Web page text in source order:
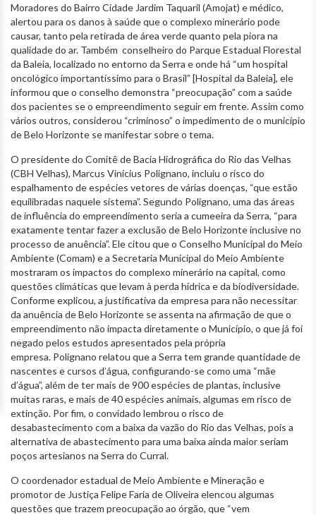
Moradores do Bairro Cidade Jardim Taquaril (Amojat) e médico,
alertou para os danos à saúde que o complexo minerário pode
causar, tanto pela retirada de área verde quanto pela piora na
qualidade do ar. Também conselheiro do Parque Estadual Florestal
da Baleia, localizado no entorno da Serra e onde há “um hospital
oncológico importantíssimo para o Brasil” [Hospital da Baleia], ele
informou que o conselho demonstra “preocupação” com a saúde
dos pacientes se o empreendimento seguir em frente. Assim como
vários outros, considerou “criminoso” o impedimento de o município
de Belo Horizonte se manifestar sobre o tema.
O presidente do Comitê de Bacia Hidrográfica do Rio das Velhas
(CBH Velhas), Marcus Vinícius Polignano, incluiu o risco do
espalhamento de espécies vetores de várias doenças, “que estão
equilibradas naquele sistema”. Segundo Polignano, uma das áreas
de influência do empreendimento seria a cumeeira da Serra, “para
exatamente tentar fazer a exclusão de Belo Horizonte inclusive no
processo de anuência”. Ele citou que o Conselho Municipal do Meio
Ambiente (Comam) e a Secretaria Municipal do Meio Ambiente
mostraram os impactos do complexo minerário na capital, como
questões climáticas que levam à perda hídrica e da biodiversidade.
Conforme explicou, a justificativa da empresa para não necessitar
da anuência de Belo Horizonte se assenta na afirmação de que o
empreendimento não impacta diretamente o Município, o que já foi
negado pelos estudos apresentados pela própria
empresa. Polignano relatou que a Serra tem grande quantidade de
nascentes e cursos d’água, configurando-se como uma “mãe
d’água”, além de ter mais de 900 espécies de plantas, inclusive
muitas raras, e mais de 40 espécies animais, algumas em risco de
extinção. Por fim, o convidado lembrou o risco de
desabastecimento com a baixa da vazão do Rio das Velhas, pois a
alternativa de abastecimento para uma baixa ainda maior seriam
poços artesianos na Serra do Curral.
O coordenador estadual de Meio Ambiente e Mineração e
promotor de Justiça Felipe Faria de Oliveira elencou algumas
questões que trazem preocupação ao órgão, que “vem